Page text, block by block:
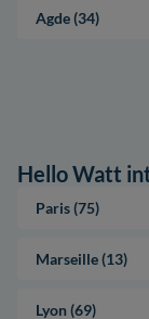
Agde (34)
Hello Watt
Paris (75)
Marseille (13)
Lyon (69)